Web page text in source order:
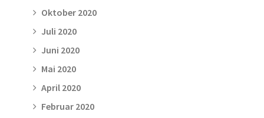
Oktober 2020
Juli 2020
Juni 2020
Mai 2020
April 2020
Februar 2020